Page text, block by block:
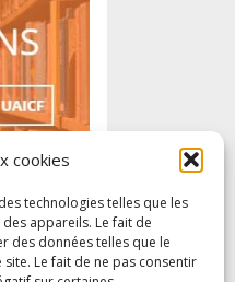
cookies
technologies telles que les
appareils. Le fait de
des données telles que le
Le fait de ne pas consentir